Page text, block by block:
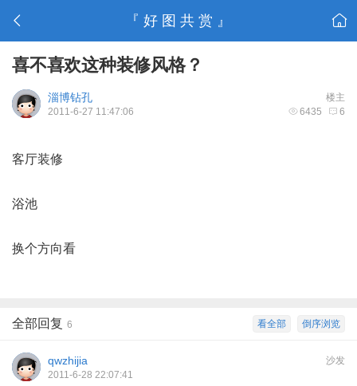
『 好 图 共 赏 』
喜不喜欢这种装修风格？
楼主
淄博钻孔
6435 6
2011-6-27 11:47:06
客厅装修
浴池
换个方向看
倒序浏览
看全部
全部回复 6
沙发
qwzhijia
2011-6-28 22:07:41